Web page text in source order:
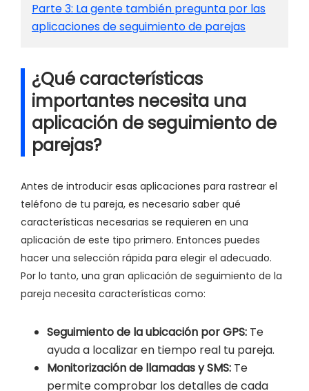
Parte 3: La gente también pregunta por las
aplicaciones de seguimiento de parejas
¿Qué características
importantes necesita una
aplicación de seguimiento de
parejas?
Antes de introducir esas aplicaciones para rastrear el
teléfono de tu pareja, es necesario saber qué
características necesarias se requieren en una
aplicación de este tipo primero. Entonces puedes
hacer una selección rápida para elegir el adecuado.
Por lo tanto, una gran aplicación de seguimiento de la
pareja necesita características como:
Seguimiento de la ubicación por GPS: Te
ayuda a localizar en tiempo real tu pareja.
Monitorización de llamadas y SMS: Te
permite comprobar los detalles de cada